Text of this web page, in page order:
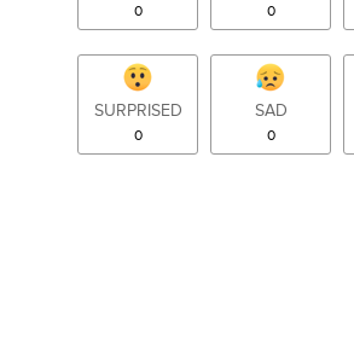
0 0
SURPRISED
0
SAD
0